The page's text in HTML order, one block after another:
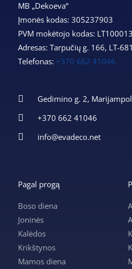
MB „Dekoeva“
Įmonės kodas: 305237903
PVM mokėtojo kodas:
Adresas: Tarpučių g. 166, LT-
Telefonas: +370 662 41046
Gedimino g. 2,
+370 662 41046
info@evadeco.net
Pagal progą
Boso diena
Joninės
Kalėdos
Krikštynos
Mamos diena